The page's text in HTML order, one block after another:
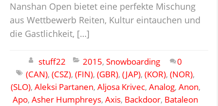
Nanshan Open bietet eine perfekte Mischung
aus Wettbewerb Reiten, Kultur eintauchen und
die Gastlichkeit, […]
stuff22 2015, Snowboarding
0
(CAN), (CSZ), (FIN), (GBR), (JAP), (KOR), (NOR),
(SLO), Aleksi Partanen, Aljosa Krivec, Analog, Anon,
Apo, Asher Humphreys, Axis, Backdoor, Bataleon